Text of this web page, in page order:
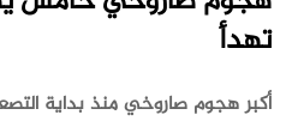
تهدأ
أكبر هجوم صاروخي منذ بداية